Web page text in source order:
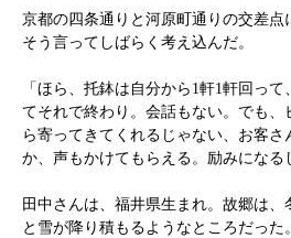
京都の四条通りと河原町通りの交差点
そう言ってしばらく考え込んだ。
「ほら、托鉢は自分から1軒1軒回っ
てそれで終わり。会話もない。でも
ら寄ってきてくれるじゃない、お客さ
か、声もかけてもらえる。励みになる
田中さんは、福井県生まれ。故郷は
と雪が降り積もるようなところだっ